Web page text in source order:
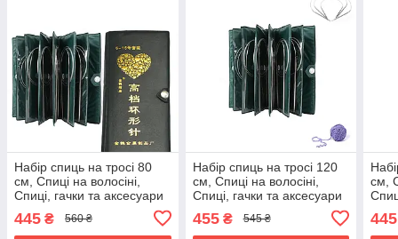
Набір спиць на тросі 80
см, Спиці на волосіні,
Спиці, гачки та аксесуари
445 ₴ 560 ₴
Набір спиць на тросі 120
см, Спиці на волосіні,
Спиці, гачки та аксесуари
455₴ 545 ₴
см,
445